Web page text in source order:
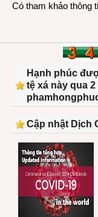
Có tham khảo thông
Hạnh phúc
tệ xá này qua
Cập nhật Dịch